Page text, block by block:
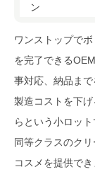
ン
ワンストップで
を完了できる
事対応、納品ま
製造コストを下
らという小ロッ
同等クラスのク
コスメを提供でき